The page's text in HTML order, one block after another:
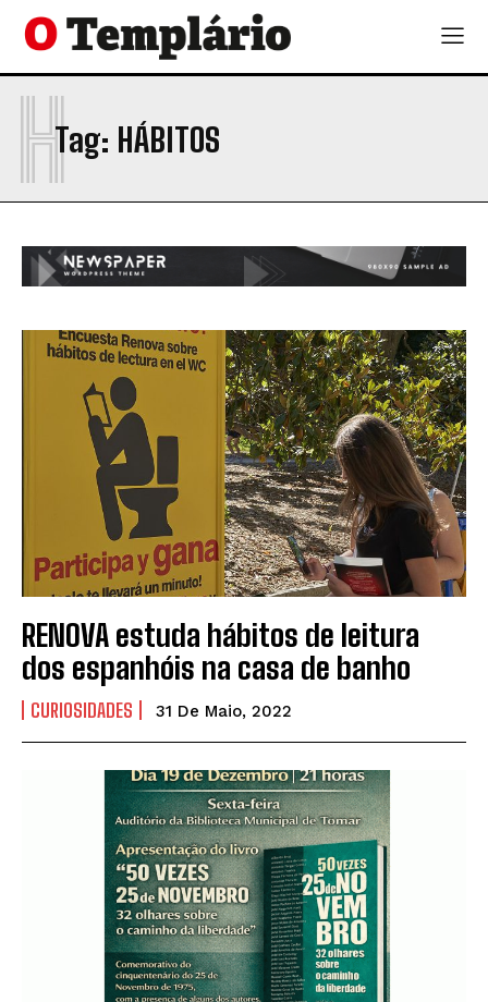
Tag: HÁBITOS
H
RENOVA estuda hábitos de leitura
dos espanhóis na casa de banho
CURIOSIDADES 31 De Maio, 2022